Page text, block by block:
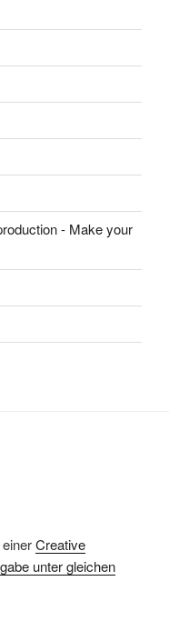
- Make your
Creative
unter gleichen